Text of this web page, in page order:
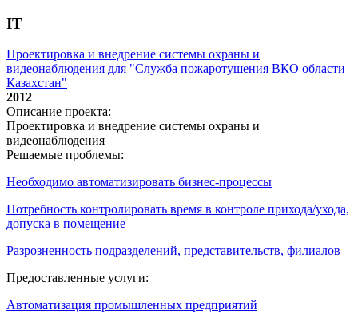
IT
Проектировка и внедрение системы охраны и
видеонаблюдения для "Служба пожаротушения ВКО области
Казахстан"
2012
Описание проекта:
Проектировка и внедрение системы охраны и
видеонаблюдения
Решаемые проблемы:
Необходимо автоматизировать бизнес-процессы
Потребность контролировать время в контроле прихода/ухода,
допуска в помещение
Разрозненность подразделений, представительств, филиалов
Предоставленные услуги:
Автоматизация промышленных предприятий